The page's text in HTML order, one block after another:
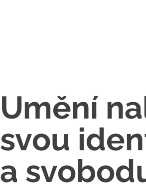
Umění
svou
a